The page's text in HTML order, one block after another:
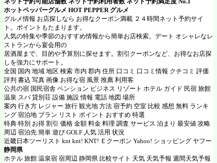
ホットペッパーグルメ HOT PEPPER グルメ
グルメ情報 お店探しなら お得なクーポン満載 ２４時間ネット予約サイ
ト。ポイントもたまります。
人気の特集や季節のおすすめ情報から簡単お店検索。デート オシャレなレ
ストランから宴会用の
居酒屋まで、目的や予算別に探せます。割引クーポンなど、お得なお店探
しを強力にサポート。
全国 国内 地域 地区 検索 市内 郡内 住所 口コミ 口コミ情報 クチコミ 評価
評判 書込 写真 画像 お得な宿 風景 推薦 利用客
公共の宿 国民宿舎 ペンション ビジネス リゾート ホテル ガイド 民宿 旅館
温泉 スパ 貸別荘 設備 施設 情報 電話 地図 場所
案内 行き方 レジャー 旅行 観光地 方法 宿予約 空室 比較 感想 無料 ランキ
ング 宿泊地 プラン リスト ポイント おすすめ 特選
特典 特別 お得 割引 価格 金額 料金 料理 調査 サービス 泊まり 最安値 攻略
周辺 宿泊先 簡単 遊び GOLF 人気 活用 状況
近畿日本ツーリスト knt knt! KNT! Ｅクーポン Yahoo! ショッピング ヤフー
静岡県
ホテル 旅館 温泉宿 宿周辺 静岡県 比較サイト 天気 天気予報 週間天気予報